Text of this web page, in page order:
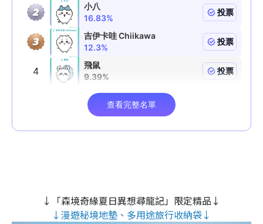
↓「森境奇緣夏日異想尋龍記」限定精品↓
↓漫遊秘境地墊、多用途旅行收納袋↓